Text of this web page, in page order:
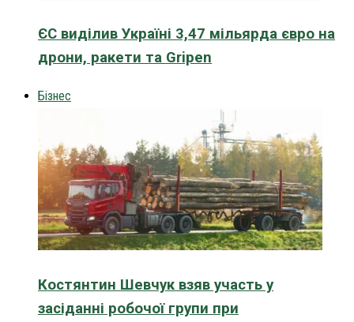
ЄС виділив Україні 3,47 мільярда євро на
дрони, ракети та Gripen
Бізнес
Костянтин Шевчук взяв участь у
засіданні робочої групи при